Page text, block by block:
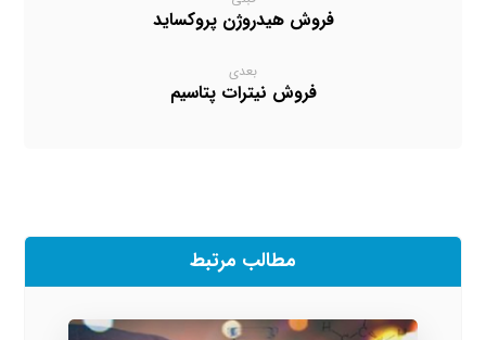
فروش هیدروژن پروکساید
بعدی
فروش نیترات پتاسیم
مطالب مرتبط